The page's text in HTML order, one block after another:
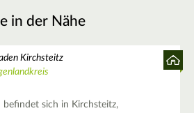
in der Nähe
Kirchsteitz
sich in Kirchsteitz,